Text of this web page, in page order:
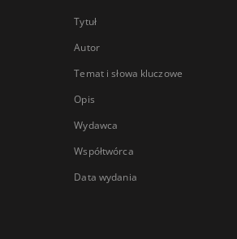
Tytuł
Autor
Temat i słowa kluczowe
Opis
Wydawca
Współtwórca
Data wydania